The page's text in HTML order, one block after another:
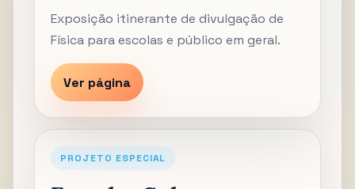
Exposição itinerante de divulgação de
Física para escolas e público em geral.
Ver página
PROJETO ESPECIAL